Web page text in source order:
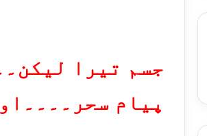
جسم تیرا
پیام